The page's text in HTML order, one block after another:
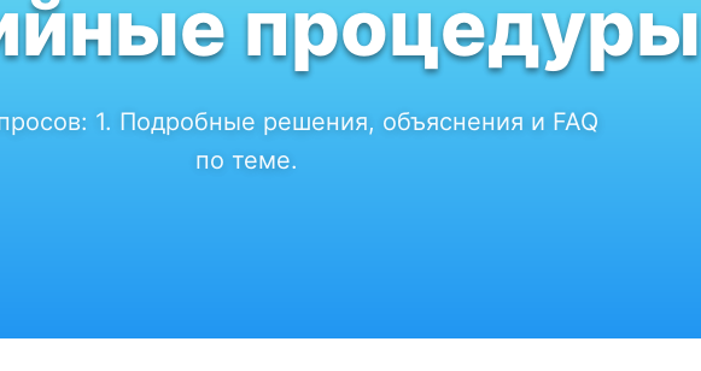
процедуры
1. Подробные решения, объяснения и FAQ
по теме.